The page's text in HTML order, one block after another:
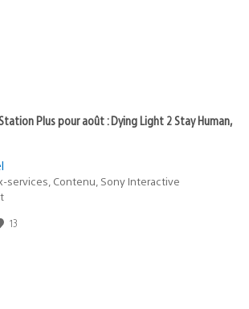
Plus pour août : Dying Light 2 Stay Human,
services, Contenu, Sony Interactive
13